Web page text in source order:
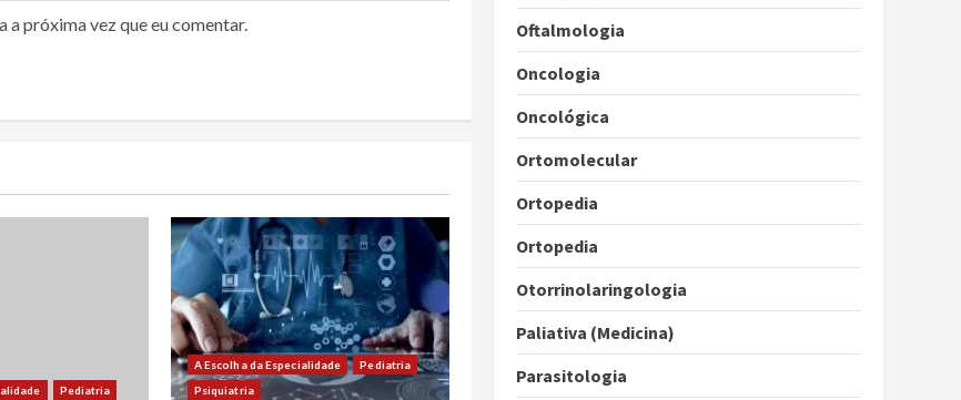
a próxima vez que eu comentar.
Pediatria
A Escolha da Especialidade
Pediatria
Psiquiatria
Oftalmologia
Oncologia
Oncológica
Ortomolecular
Ortopedia
Ortopedia
Otorrinolaringologia
Paliativa (Medicina)
Parasitologia